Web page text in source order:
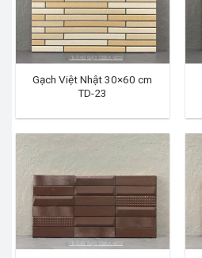
Gạch Việt Nhật 30×60 cm
TD-23